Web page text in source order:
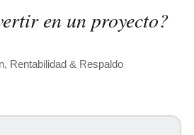
en un proyecto?
Rentabilidad & Respaldo